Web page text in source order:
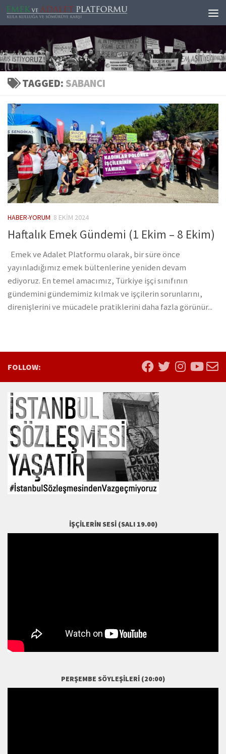
Skip to content
TAGGED: SABANCI
HABER-YORUM 8 EKIM 2024
Haftalık Emek Gündemi (1 Ekim – 8 Ekim)
Emek ve Adalet Platformu olarak, bir süre önce
yayınladığımız emek bültenlerine yeniden devam
ediyoruz. En temel amacımız, Türkiye işçi sınıfının
gündemini gündemimiz kılmak ve işçilerin sorunlarını,
direnişlerini ve mücadele pratiklerini daha fazla görünür...
FOLLOW:
İŞÇILERIN SESI (SALI 19.00)
PERŞEMBE SÖYLEŞILERI (20:00)